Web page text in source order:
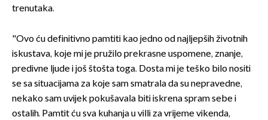
trenutaka.
"Ovo ću definitivno pamtiti kao jedno od najljepših životnih
iskustava, koje mi je pružilo prekrasne uspomene, znanje,
predivne ljude i još štošta toga. Dosta mi je teško bilo nositi
se sa situacijama za koje sam smatrala da su nepravedne,
nekako sam uvijek pokušavala biti iskrena spram sebe i
ostalih. Pamtit ću sva kuhanja u villi za vrijeme vikenda,